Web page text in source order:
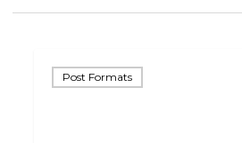
Post Formats